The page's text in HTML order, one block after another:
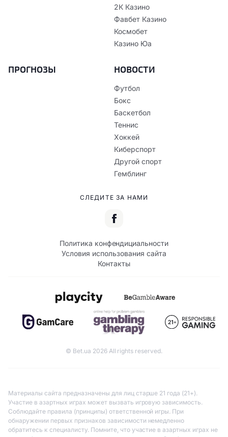
2К Казино
Фавбет Казино
Космобет
Казино Юа
ПРОГНОЗЫ НОВОСТИ
Футбол
Бокс
Баскетбол
Теннис
Хоккей
Киберспорт
Другой спорт
Гемблинг
СЛЕДИТЕ ЗА НАМИ
Политика конфендициальности
Условия использования сайта
Контакты
© Bet.ua 2026 All rights reserved.
Материалы сайта предназначены для лиц старше 21 года (21+).
Участие в азартных играх может вызвать игровую зависимость.
Соблюдайте правила (принципы) ответственной игры. При
обнаружении первых признаков зависимости немедленно
обратитесь к специалисту. Помните, что участие в азартных играх не